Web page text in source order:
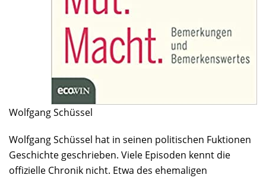
Wolfgang Schüssel
Wolfgang Schüssel hat in seinen politischen Fuktionen
Geschichte geschrieben. Viele Episoden kennt die
offizielle Chronik nicht. Etwa des ehemaligen